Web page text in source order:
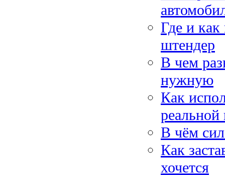
Где и как
штендер
В чем
нужную
Как
реальной
В чём
Как
хочется